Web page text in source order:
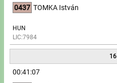
0437 TOMKA István
HUN
LIC:7984
16
00:41:07